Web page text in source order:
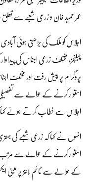
عمر حمید خان و زرعی شعبے سے
اجلاس کو ملک کی بڑھتی ہوئی
چیلنجز، مختلف زرعی اجناس کی
پروگرام پر پیش رفت اور مختلف
استوار کرنے کے حوالے سے
اجلاس سے خطاب کرتے ہوئے کہا کہ
انہوں نے کہا کہ زرعی شعبے کی
استوار کرنے کے حوالے سے
کے حوالے سے ٹائم لائنز پر مبنی